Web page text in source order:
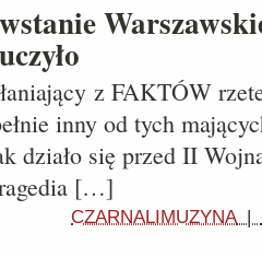
z FAKTÓW
inny od tych
działo się przed II
[…]
CZARNALIMUZYNA|